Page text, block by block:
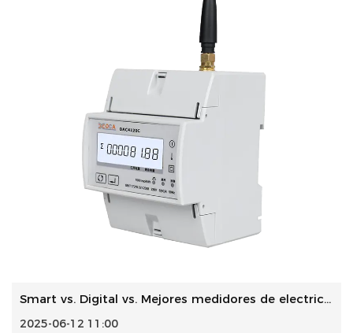
Smart vs. Digital vs. Mejores medidores de electricidad en...
2025-06-12 11:00